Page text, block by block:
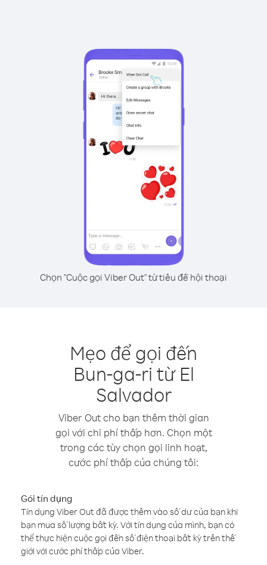
Chọn "Cuộc gọi Viber Out" từ tiêu đề hội thoại
Mẹo để gọi đến
Bun-ga-ri từ El
Salvador
Viber Out cho bạn thêm thời gian
gọi với chi phí thấp hơn. Chọn một
trong các tùy chọn gọi linh hoạt,
cước phí thấp của chúng tôi:
Gói tín dụng
Tín dụng Viber Out đã được thêm vào số dư của bạn khi
bạn mua số lượng bất kỳ. Với tín dụng của mình, bạn có
thể thực hiện cuộc gọi đến số điện thoại bất kỳ trên thế
giới với cước phí thấp của Viber.